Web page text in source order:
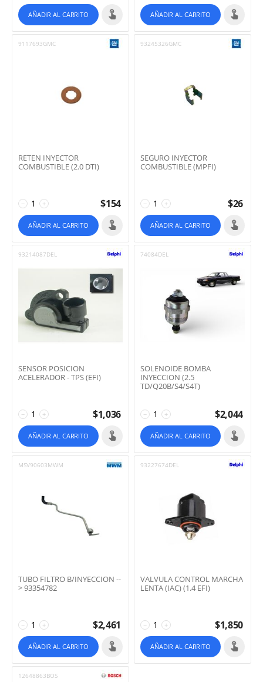
AÑADIR AL CARRITO AÑADIR AL CARRITO
9117693GMC
RETEN INYECTOR
COMBUSTIBLE (2.0 DTI)
+
− $154
AÑADIR AL CARRITO
93245326GMC
SEGURO INYECTOR
COMBUSTIBLE (MPFI)
+
− $26
AÑADIR AL CARRITO
93214087DEL
SENSOR POSICION
ACELERADOR - TPS (EFI)
+
− $1,036
AÑADIR AL CARRITO
74084DEL
SOLENOIDE BOMBA
INYECCION (2.5
TD/Q20B/S4/S4T)
+
− $2,044
AÑADIR AL CARRITO
MSV90603MWM
TUBO FILTRO B/INYECCION --
> 93354782
+
− $2,461
AÑADIR AL CARRITO
93227674DEL
VALVULA CONTROL MARCHA
LENTA (IAC) (1.4 EFI)
+
− $1,850
AÑADIR AL CARRITO
12648863BOS